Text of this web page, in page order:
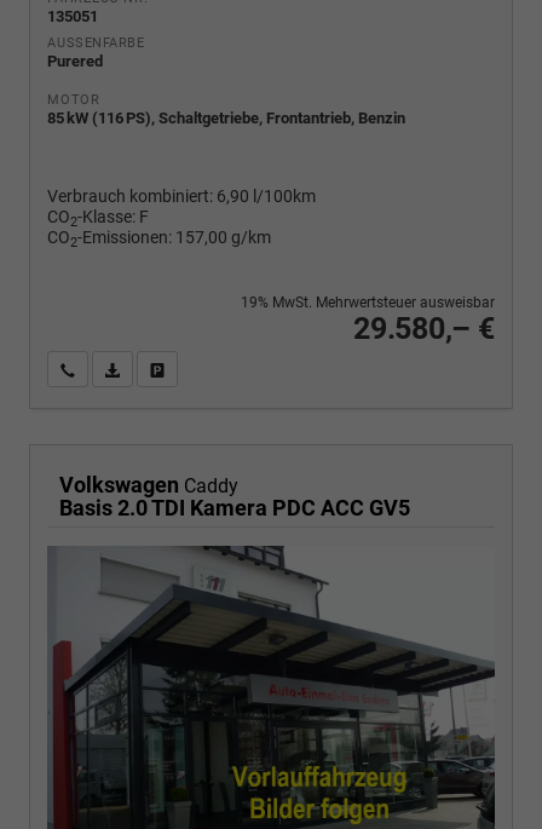
135051
AUSSENFARBE
Purered
MOTOR
85 kW (116 PS), Schaltgetriebe, Frontantrieb, Benzin
Verbrauch kombiniert: 6,90 l/100km
CO2-Klasse: F
CO2-Emissionen: 157,00 g/km
29.580,– €
19% MwSt. Mehrwertsteuer ausweisbar
Wir rufen Sie anPDF-Fahrzeugexposé drucken
Volkswagen Caddy
Basis 2.0 TDI Kamera PDC ACC GV5